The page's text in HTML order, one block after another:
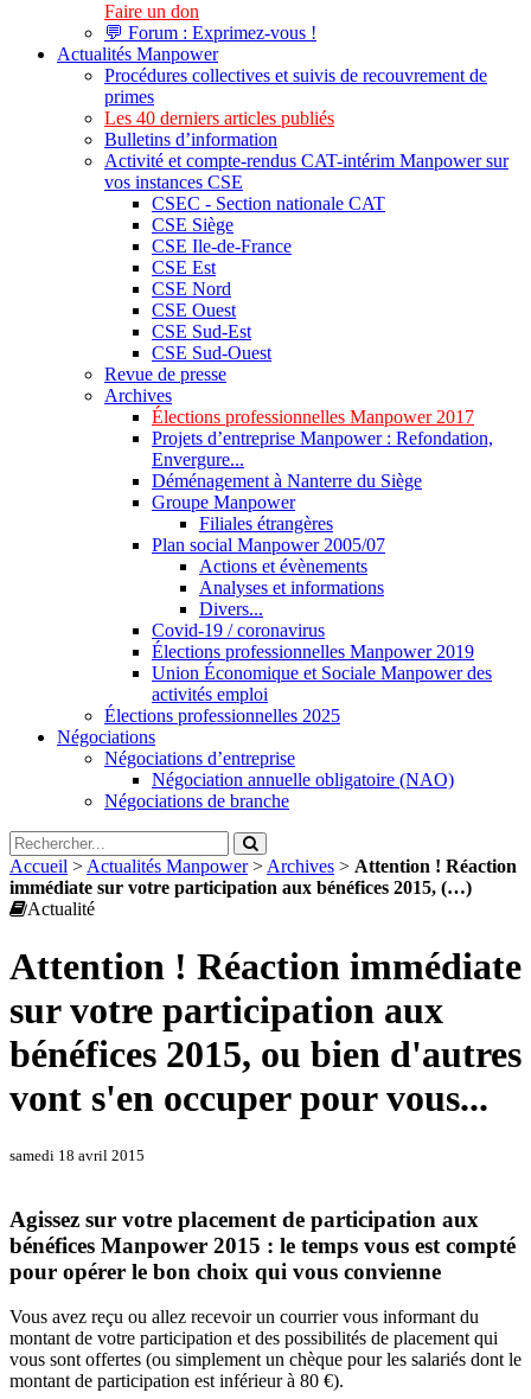
Faire un don
💬 Forum : Exprimez-vous !
Actualités Manpower
Procédures collectives et suivis de recouvrement de
primes
Les 40 derniers articles publiés
Bulletins d’information
Activité et compte-rendus CAT-intérim Manpower sur
vos instances CSE
CSEC - Section nationale CAT
CSE Siège
CSE Ile-de-France
CSE Est
CSE Nord
CSE Ouest
CSE Sud-Est
CSE Sud-Ouest
Revue de presse
Archives
Élections professionnelles Manpower 2017
Projets d’entreprise Manpower : Refondation,
Envergure...
Déménagement à Nanterre du Siège
Groupe Manpower
Filiales étrangères
Plan social Manpower 2005/07
Actions et évènements
Analyses et informations
Divers...
Covid-19 / coronavirus
Élections professionnelles Manpower 2019
Union Économique et Sociale Manpower des
activités emploi
Élections professionnelles 2025
Négociations
Négociations d’entreprise
Négociation annuelle obligatoire (NAO)
Négociations de branche
Accueil > Actualités Manpower> Archives > Attention ! Réaction
immédiate sur votre participation aux bénéfices 2015, (…)
Actualité
Attention ! Réaction immédiate
sur votre participation aux
bénéfices 2015, ou bien d'autres
vont s'en occuper pour vous...
samedi 18 avril 2015
Agissez sur votre placement de participation aux
bénéfices Manpower 2015 : le temps vous est compté
pour opérer le bon choix qui vous convienne
Vous avez reçu ou allez recevoir un courrier vous informant du
montant de votre participation et des possibilités de placement qui
vous sont offertes (ou simplement un chèque pour les salariés dont le
montant de participation est inférieur à 80 €).